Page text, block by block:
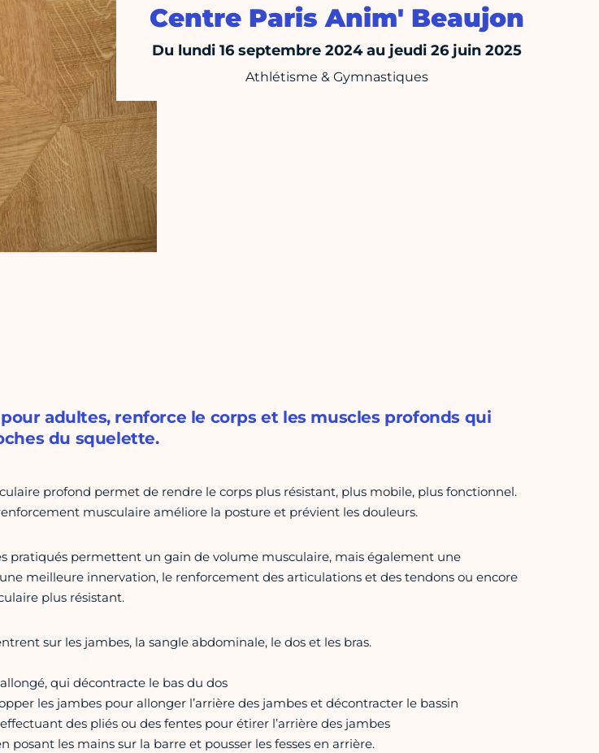
Centre Paris Anim' Beaujon
Du lundi 16 septembre 2024 au jeudi 26 juin 2025
Athlétisme & Gymnastiques
pour adultes, renforce le corps et les muscles profonds qui
du squelette.
profond permet de rendre le corps plus résistant, plus mobile, plus fonctionnel.
musculaire améliore la posture et prévient les douleurs.
pratiqués permettent un gain de volume musculaire, mais également une
meilleure innervation, le renforcement des articulations et des tendons ou encore
plus résistant.
sur les jambes, la sangle abdominale, le dos et les bras.
qui décontracte le bas du dos
les jambes pour allonger l’arrière des jambes et décontracter le bassin
des pliés ou des fentes pour étirer l’arrière des jambes
posant les mains sur la barre et pousser les fesses en arrière.